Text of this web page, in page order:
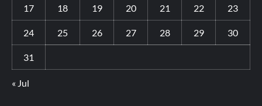
17 18 19 20 21 22 23
24 25 26 27 28 29 30
31
« Jul